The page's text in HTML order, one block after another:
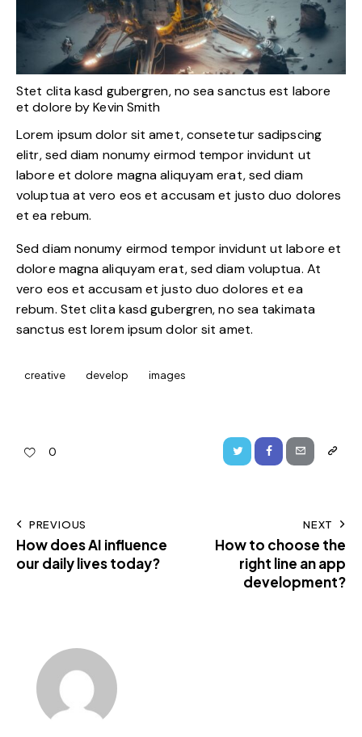
Stet clita kasd gubergren, no sea sanctus est labore
et dolore byKevin Smith
Lorem ipsum dolor sit amet, consetetur sadipscing
elitr, sed diam nonumy eirmod tempor invidunt ut
labore et dolore magna aliquyam erat, sed diam
voluptua at vero eos et accusam et justo duo dolores
et ea rebum.
Sed diam nonumy eirmod tempor invidunt ut labore et
dolore magna aliquyam erat, sed diam voluptua. At
vero eos et accusam et justo duo dolores et ea
rebum. Stet clita kasd gubergren, no sea takimata
sanctus est lorem ipsum dolor sit amet.
creative develop images
0
PREVIOUS
How does AI influence
our daily lives today?
NEXT
How to choose the
right line an app
development?